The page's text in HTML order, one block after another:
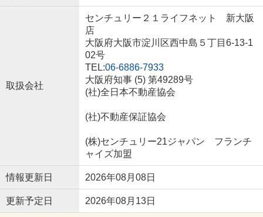
取扱会社
センチュリー２１ライフネット 新大阪
店
大阪府大阪市淀川区西中島５丁目6-13-1
02号
TEL:06-6886-7933
大阪府知事 (5) 第49289号
(社)全日本不動産協会
(社)不動産保証協会
(株)センチュリー21ジャパン フランチ
ャイズ加盟
情報更新日 2026年08月08日
更新予定日 2026年08月13日